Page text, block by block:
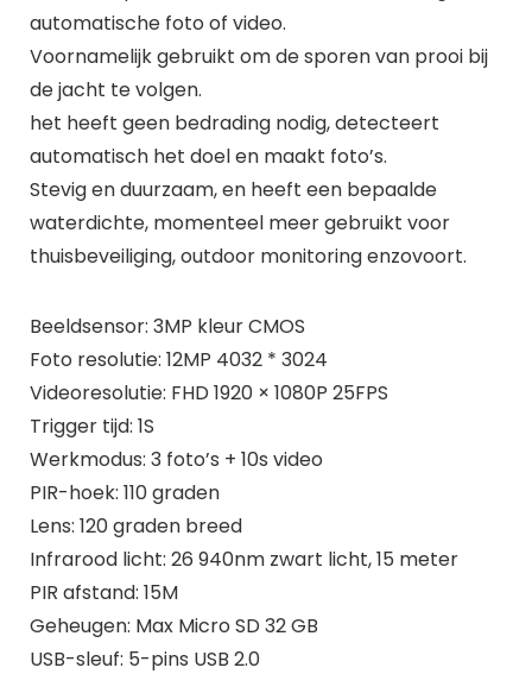
automatische foto of video.
Voornamelijk gebruikt om de sporen van prooi bij
de jacht te volgen.
het heeft geen bedrading nodig, detecteert
automatisch het doel en maakt foto’s.
Stevig en duurzaam, en heeft een bepaalde
waterdichte, momenteel meer gebruikt voor
thuisbeveiliging, outdoor monitoring enzovoort.
Beeldsensor: 3MP kleur CMOS
Foto resolutie: 12MP 4032 * 3024
Videoresolutie: FHD 1920 × 1080P 25FPS
Trigger tijd: 1S
Werkmodus: 3 foto’s + 10s video
PIR-hoek: 110 graden
Lens: 120 graden breed
Infrarood licht: 26 940nm zwart licht, 15 meter
PIR afstand: 15M
Geheugen: Max Micro SD 32 GB
USB-sleuf: 5-pins USB 2.0